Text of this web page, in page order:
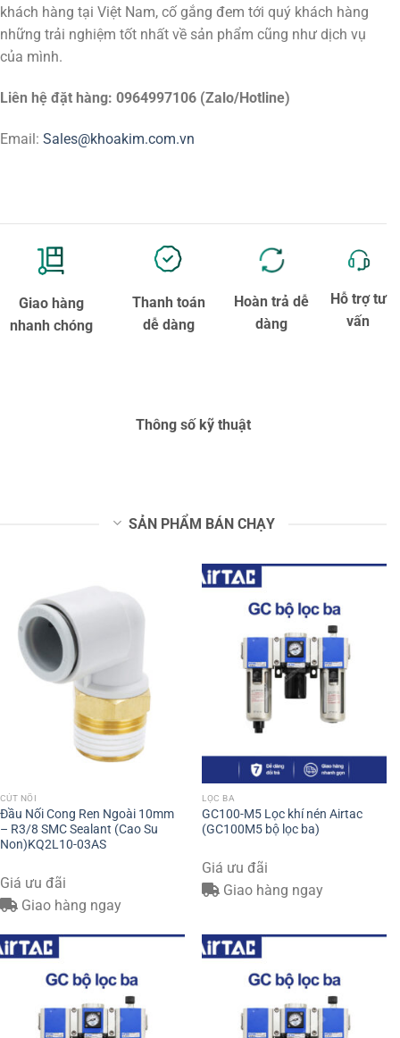
khách hàng tại Việt Nam, cố gắng đem tới quý khách hàng
những trải nghiệm tốt nhất về sản phẩm cũng như dịch vụ
của mình.
Liên hệ đặt hàng: 0964997106 (Zalo/Hotline)
Email: Sales@khoakim.com.vn
Giao hàng
nhanh chóng
Thanh toán
dễ dàng
Hoàn trả dễ
dàng
Hỗ trợ tư
vấn
Thông số kỹ thuật
SẢN PHẨM BÁN CHẠY
CÚT NỐI
Đầu Nối Cong Ren Ngoài 10mm
– R3/8 SMC Sealant (Cao Su
Non)KQ2L10-03AS
Giá ưu đãi
Giao hàng ngay
LỌC BA
GC100-M5 Lọc khí nén Airtac
(GC100M5 bộ lọc ba)
Giá ưu đãi
Giao hàng ngay